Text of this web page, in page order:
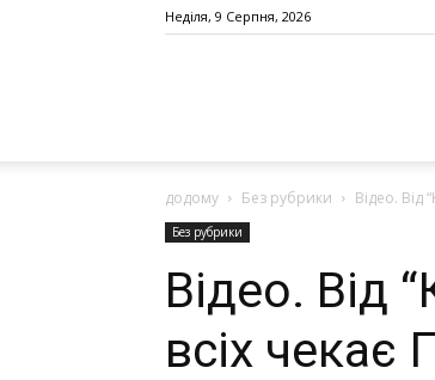
Неділя, 9 Серпня, 2026
додому Без рубрики Вiдeo. Вiд
Без рубрики
Вiдeo. Вiд
всiх чeкaє